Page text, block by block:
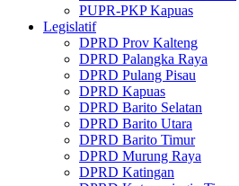
PUPR-PKP Kapuas
Legislatif
DPRD Prov Kalteng
DPRD Palangka Raya
DPRD Pulang Pisau
DPRD Kapuas
DPRD Barito Selatan
DPRD Barito Utara
DPRD Barito Timur
DPRD Murung Raya
DPRD Katingan